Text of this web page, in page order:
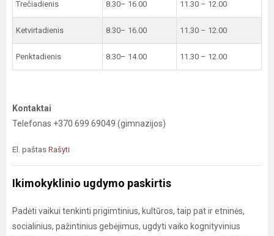
Trečiadienis 8.30– 16.00 11.30 – 12.00
Ketvirtadienis 8.30– 16.00 11.30 – 12.00
Penktadienis 8.30– 14.00 11.30 – 12.00
Kontaktai
Telefonas +370 699 69049 (gimnazijos)
El. paštas Rašyti
Ikimokyklinio ugdymo paskirtis
Padėti vaikui tenkinti prigimtinius, kultūros, taip pat ir etninės,
socialinius, pažintinius gebėjimus, ugdyti vaiko kognityvinius